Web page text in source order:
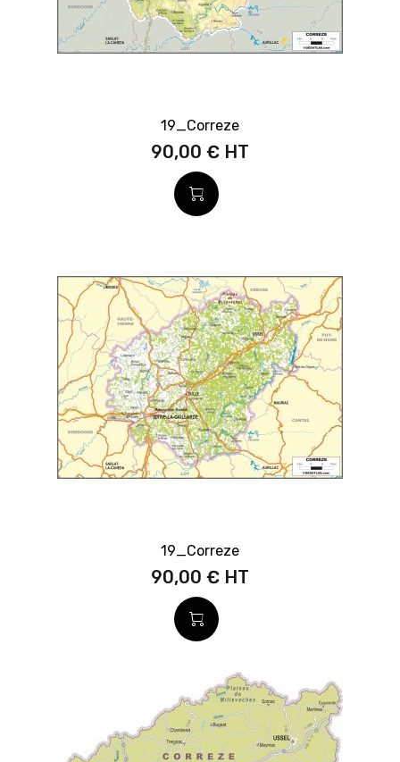
19_Correze
90,00 €
19_Correze
90,00 €